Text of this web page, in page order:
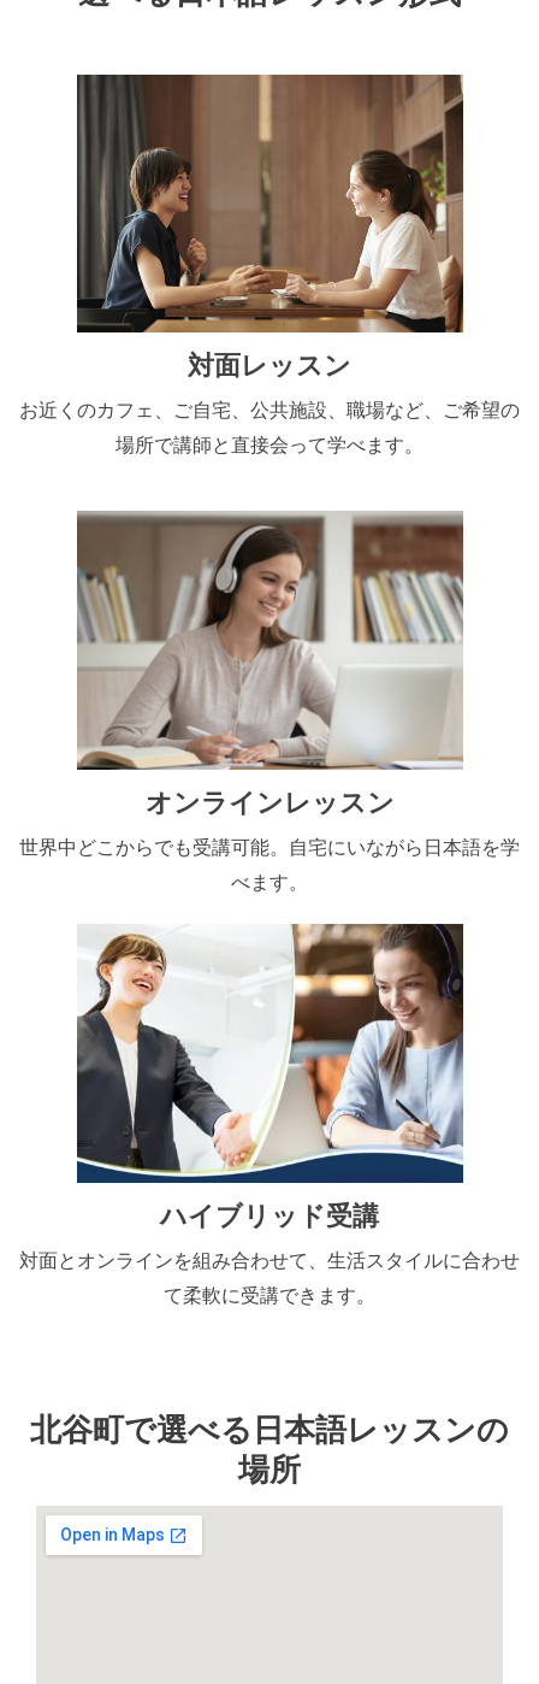
対面レッスン
お近くのカフェ、ご自宅、公共施設、職場など、ご希望の
場所で講師と直接会って学べます。
オンラインレッスン
世界中どこからでも受講可能。自宅にいながら日本語を学
べます。
ハイブリッド受講
対面とオンラインを組み合わせて、生活スタイルに合わせ
て柔軟に受講できます。
北谷町で選べる日本語レッスンの
場所